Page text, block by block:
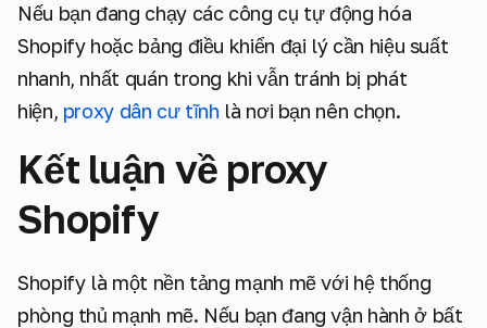
Nếu bạn đang chạy các công cụ tự động hóa
Shopify hoặc bảng điều khiển đại lý cần hiệu suất
nhanh, nhất quán trong khi vẫn tránh bị phát
hiện, proxy dân cư tĩnh là nơi bạn nên chọn.
Kết luận về proxy
Shopify
Shopify là một nền tảng mạnh mẽ với hệ thống
phòng thủ mạnh mẽ. Nếu bạn đang vận hành ở bất